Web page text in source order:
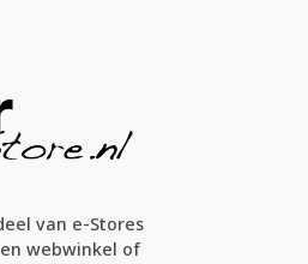
van e-Stores
webwinkel of